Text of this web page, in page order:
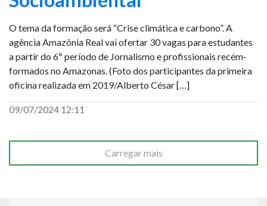
O tema da formação será “Crise climática e carbono”. A
agência Amazônia Real vai ofertar 30 vagas para estudantes
a partir do 6º período de Jornalismo e profissionais recém-
formados no Amazonas. (Foto dos participantes da primeira
oficina realizada em 2019/Alberto César […]
09/07/2024 12:11
Carregar mais